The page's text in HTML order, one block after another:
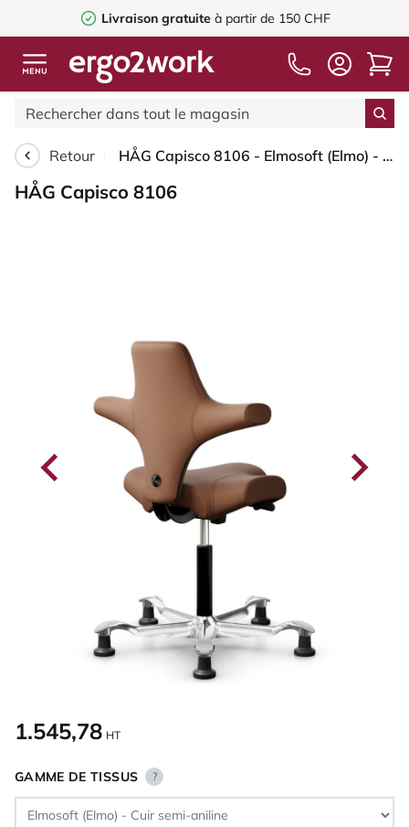
Livraison gratuiteà partir de 150 CHF
Retour HÅG Capisco 8106 - Elmosoft (Elmo) - Cuir semi-aniline - EL33004 - Cognac - Noir - 150 mm (hauteur d’assise 40–55 cm) - Patins
HÅG Capisco 8106
1.545,78 HT
GAMME DE TISSUS ?